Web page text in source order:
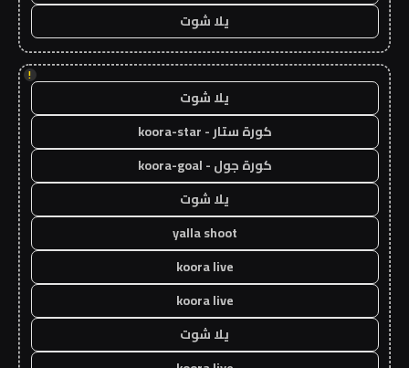
يلا شوت
!
يلا شوت
كورة ستار - koora-star
كورة جول - koora-goal
يلا شوت
yalla shoot
koora live
koora live
يلا شوت